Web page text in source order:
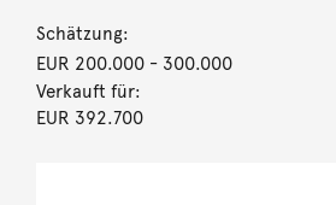
Schätzung:
EUR 200.000- 300.000
Verkauft für:
EUR 392.700